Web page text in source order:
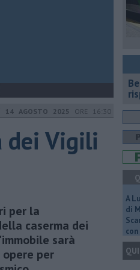
14 AGOSTO 2025 ORE 16:30
dei Vigili
per la
caserma dei
sarà
per
A
di
QUI